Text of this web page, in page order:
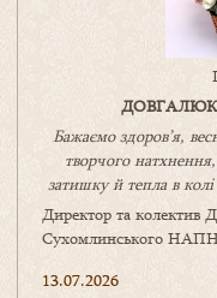
Бажаємо здоров’я,
творчого
затишкуйтепла в колі
Директор та
Сухомлинського НАПН
13.07.2026